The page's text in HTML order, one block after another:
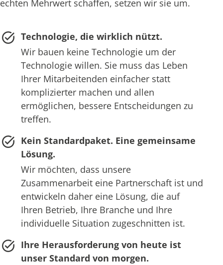
echten Mehrwert schaffen, setzen wir sie um.
Technologie, die wirklich nützt.
Wir bauen keine Technologie um der
Technologie willen. Sie muss das Leben
Ihrer Mitarbeitenden einfacher statt
komplizierter machen und allen
ermöglichen, bessere Entscheidungen zu
treffen.
Kein Standardpaket. Eine gemeinsame
Lösung.
Wir möchten, dass unsere
Zusammenarbeit eine Partnerschaft ist und
entwickeln daher eine Lösung, die auf
Ihren Betrieb, Ihre Branche und Ihre
individuelle Situation zugeschnitten ist.
Ihre Herausforderung von heute ist
unser Standard von morgen.